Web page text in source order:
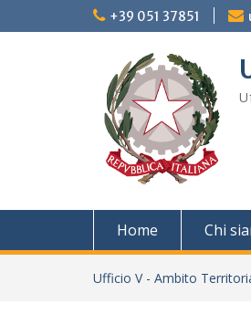
to
+39 051 37851
Home Chi
Ufficio V - Ambito